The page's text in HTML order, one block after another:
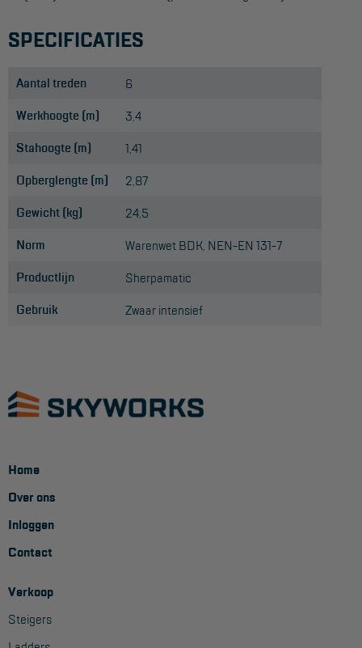
SPECIFICATIES
Aantal treden 6
Werkhoogte (m) 3,4
Stahoogte (m) 1,41
Opberglengte (m) 2,87
Gewicht (kg) 24,5
Norm Warenwet BDK, NEN-EN 131-7
Productlijn Sherpamatic
Gebruik Zwaar intensief
Home
Over ons
Inloggen
Contact
Verkoop
Steigers